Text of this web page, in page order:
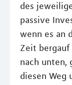
des
passive
wenn es an
Zeit
nach unten,
diesen Weg